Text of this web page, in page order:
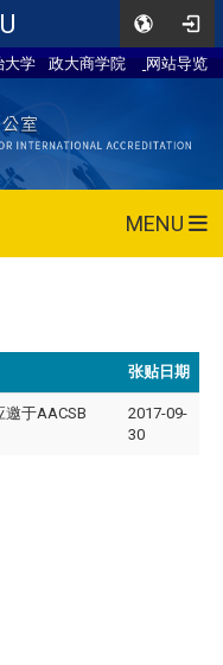
大学 政大商学院 网站导览
MENU
张贴日期
于AACSB
2017-09-
30